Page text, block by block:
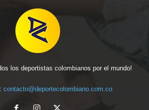
los deportistas colombianos por el mundo!
contacto@deportecolombiano.com.co